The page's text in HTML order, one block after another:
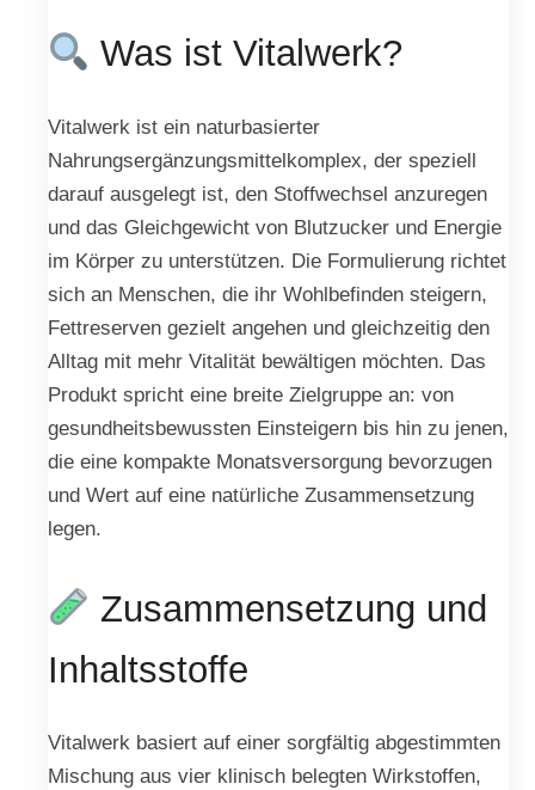
Was ist Vitalwerk?
Vitalwerk ist ein naturbasierter
Nahrungsergänzungsmittelkomplex, der speziell
darauf ausgelegt ist, den Stoffwechsel anzuregen
und das Gleichgewicht von Blutzucker und Energie
im Körper zu unterstützen. Die Formulierung richtet
sich an Menschen, die ihr Wohlbefinden steigern,
Fettreserven gezielt angehen und gleichzeitig den
Alltag mit mehr Vitalität bewältigen möchten. Das
Produkt spricht eine breite Zielgruppe an: von
gesundheitsbewussten Einsteigern bis hin zu jenen,
die eine kompakte Monatsversorgung bevorzugen
und Wert auf eine natürliche Zusammensetzung
legen.
Zusammensetzung und
Inhaltsstoffe
Vitalwerk basiert auf einer sorgfältig abgestimmten
Mischung aus vier klinisch belegten Wirkstoffen,